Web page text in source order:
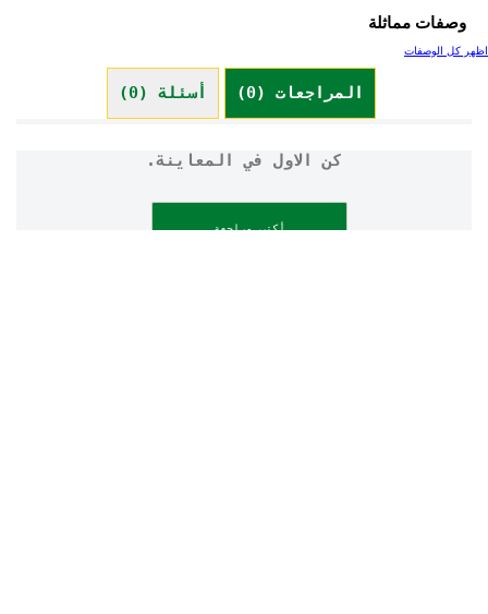
وصفات مماثلة
اظهر كل الوصفات
المراجعات (0) أسئلة (0)
كن الاول في المعاينة.
أكتب مراجعة